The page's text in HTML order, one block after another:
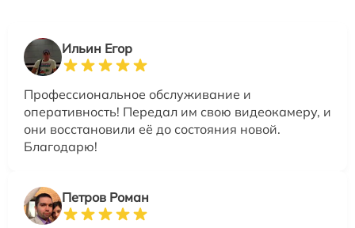
Ильин Егор
Профессиональное обслуживание и
оперативность! Передал им свою видеокамеру, и
они восстановили её до состояния новой.
Благодарю!
Петров Роман